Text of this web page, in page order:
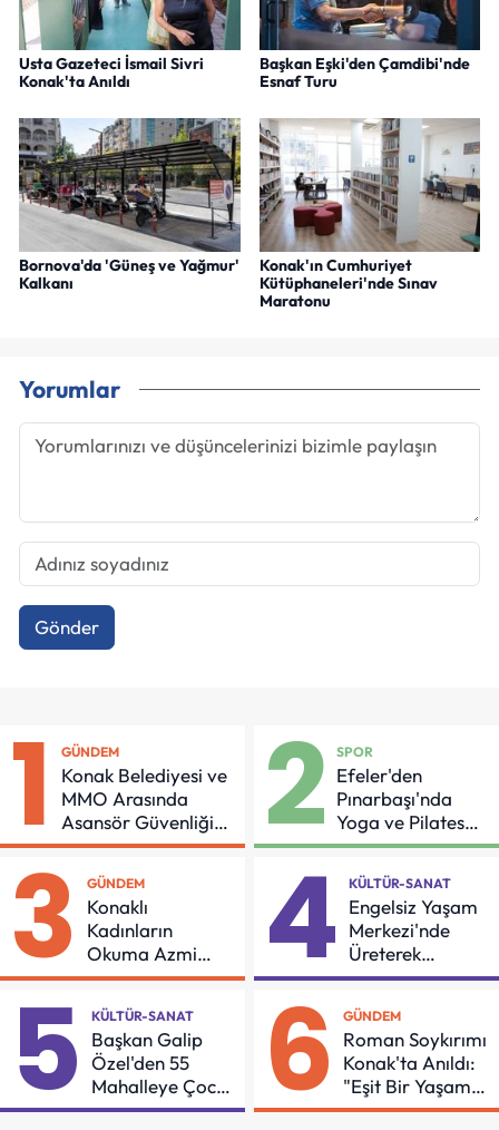
Usta Gazeteci İsmail Sivri
Konak'ta Anıldı
Başkan Eşki'den Çamdibi'nde
Esnaf Turu
Bornova'da 'Güneş ve Yağmur'
Kalkanı
Konak'ın Cumhuriyet
Kütüphaneleri'nde Sınav
Maratonu
Yorumlar
Gönder
1 GÜNDEM
Konak Belediyesi ve
MMO Arasında
Asansör Güvenliği
İçin Önemli Protokol
2 SPOR
Efeler'den
Pınarbaşı'nda
Yoga ve Pilates
Buluşması
3 GÜNDEM
Konaklı
Kadınların
Okuma Azmi
Örnek Oldu
4 KÜLTÜR-SANAT
Engelsiz Yaşam
Merkezi'nde
Üreterek
Güçleniyorlar
5 KÜLTÜR-SANAT
Başkan Galip
Özel'den 55
Mahalleye Çocuk
Şenliği
6 GÜNDEM
Roman Soykırımı
Konak'ta Anıldı:
"Eşit Bir Yaşam
İçin Mücadeleyi